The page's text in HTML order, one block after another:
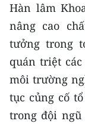
Media Giáo
Media Y tế
Media Khoa
Media Môi
Ảnh
Hàn lâm
nâng cao
tưởng trong
quán triệt
môi trường
tục củng cố
trong đội